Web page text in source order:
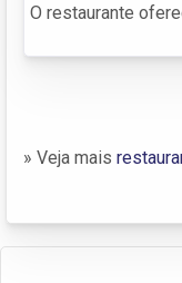
O restaurante
» Veja mais